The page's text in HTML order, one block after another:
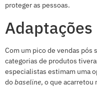
proteger as pessoas.
Com um pico de vendas pós
categorias de produtos
especialistas estimam uma
dobaseline, o que acarretou